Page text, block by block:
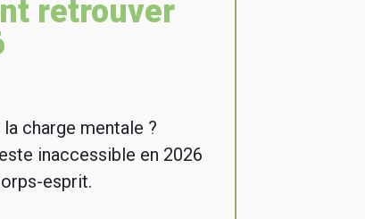
retrouver
charge mentale ?
inaccessible en 2026
esprit.